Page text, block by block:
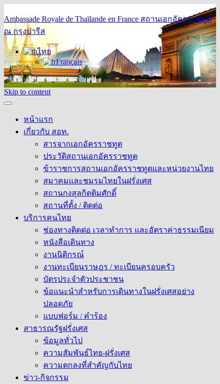
Ambassade Royale de Thaïlande en France สถานเอกอัครราชทูต
ณ กรุงปารีส
ไทย
Français
Skip to content
หน้าแรก
เกี่ยวกับ สอท.
สารจากเอกอัครราชทูต
ประวัติสถานเอกอัครราชทูต
ข้าราชการสถานเอกอัครราชทูตและหน่วยงานไทย
สมาคมและชมรมไทยในฝรั่งเศส
สถานกงสุลกิตติมศักดิ์
สถานที่ตั้ง / ติดต่อ
บริการคนไทย
ช่องทางติดต่อ เวลาทำการ และอัตราค่าธรรมเนียม
หนังสือเดินทาง
งานนิติกรณ์
งานทะเบียนราษฎร / ทะเบียนครอบครัว
บัตรประจำตัวประชาชน
ข้อแนะนำสำหรับการเดินทางในฝรั่งเศสอย่าง
ปลอดภัย
แบบฟอร์ม / คำร้อง
สาธารณรัฐฝรั่งเศส
ข้อมูลทั่วไป
ความสัมพันธ์ไทย-ฝรั่งเศส
ความตกลงที่สำคัญกับไทย
ข่าว-กิจกรรม